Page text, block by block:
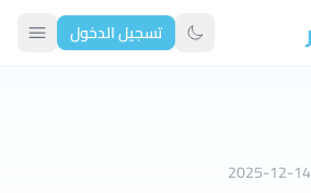
تبديل الوضع الداكن
تسجيل الدخول
2025-12-14